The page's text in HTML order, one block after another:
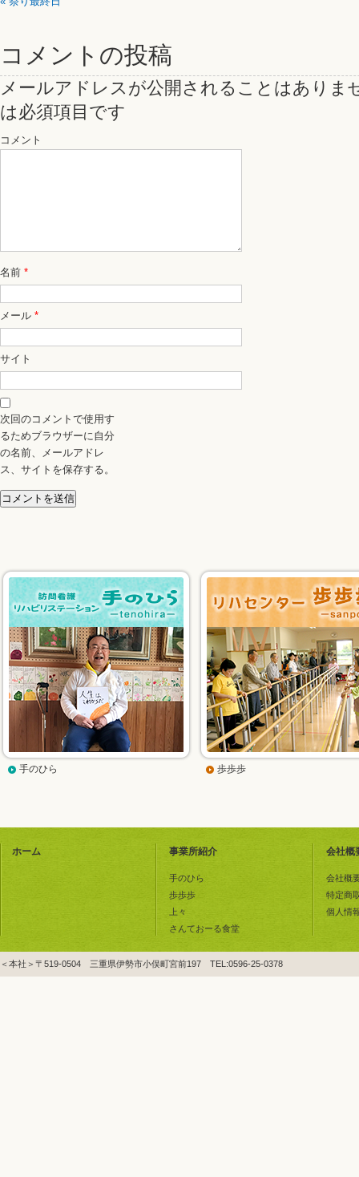
コメントの投稿
メールアドレスが公開されることはありま
は必須項目です
コメント
名前 *
メール *
サイト
次回のコメントで使用す
るためブラウザーに自分
の名前、メールアドレ
ス、サイトを保存する。
手のひら 歩歩歩
ホーム 事業所紹介
手のひら
歩歩歩
上々
さんておーる食堂
会社概
会社概
特定商
個人情
＜本社＞〒519-0504 三重県伊勢市小俣町宮前197 TEL:0596-25-0378